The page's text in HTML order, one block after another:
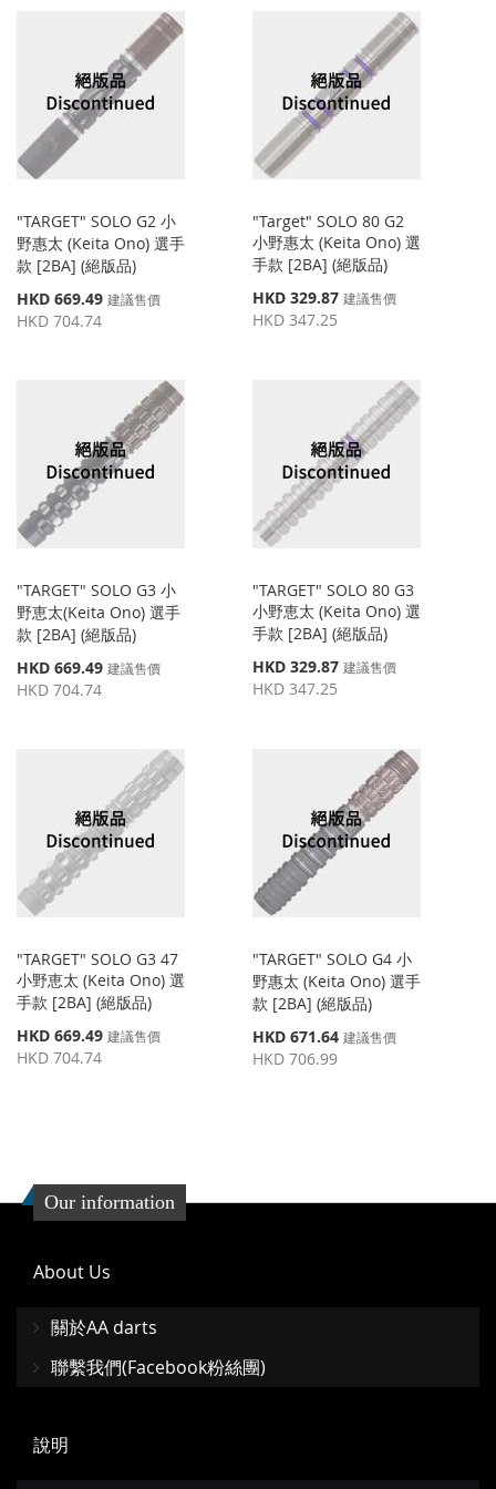
"TARGET" SOLO G2 小
野惠太 (Keita Ono) 選手
款 [2BA] (絕版品)
特
殊
HKD 669.49 建議售價
HKD 704.74
"Target" SOLO 80 G2
小野惠太 (Keita Ono) 選
手款 [2BA] (絕版品)
特
殊
HKD 329.87 建議售價
HKD 347.25
"TARGET" SOLO G3 小
野恵太(Keita Ono) 選手
款 [2BA] (絕版品)
特
殊
HKD 669.49 建議售價
HKD 704.74
"TARGET" SOLO 80 G3
小野恵太 (Keita Ono) 選
手款 [2BA] (絕版品)
特
殊
HKD 329.87 建議售價
HKD 347.25
"TARGET" SOLO G3 47
小野恵太 (Keita Ono) 選
手款 [2BA] (絕版品)
特
殊
HKD 669.49 建議售價
HKD 704.74
"TARGET" SOLO G4 小
野惠太 (Keita Ono) 選手
款 [2BA] (絕版品)
特
殊
HKD 671.64 建議售價
HKD 706.99
Our information
About Us
關於AA darts
聯繫我們(Facebook粉絲團)
說明